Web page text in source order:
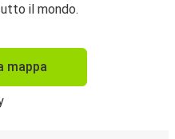
il mondo.
mappa